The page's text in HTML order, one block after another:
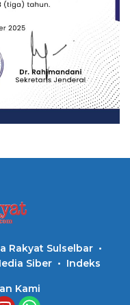
Rakyat Sulselbar
Siber Indeks
Kami